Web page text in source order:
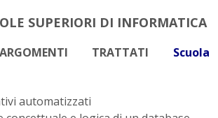
SUPERIORI DI INFORMATICA
TRATTATI Scuola
automatizzati